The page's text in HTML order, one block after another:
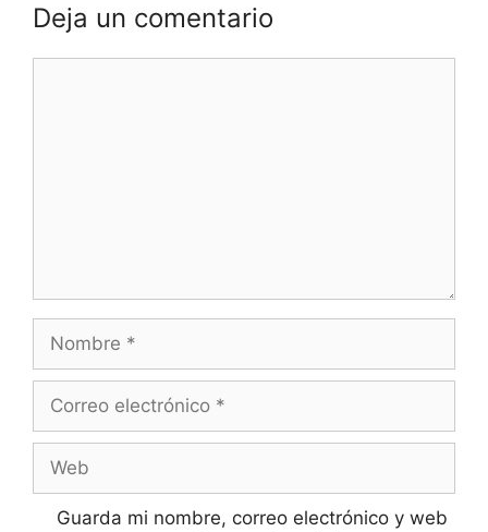
Deja un comentario
Guarda mi nombre, correo electrónico y web